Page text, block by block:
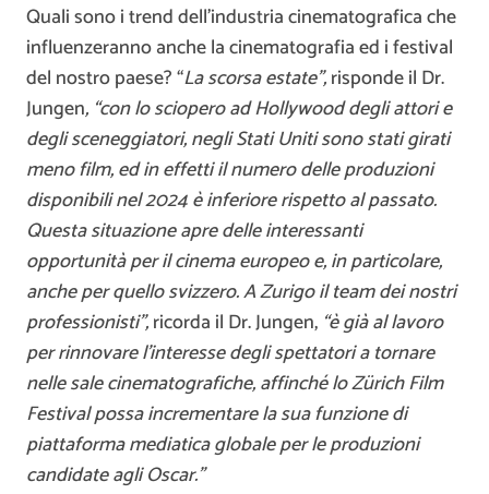
Quali sono i trend dell’industria cinematografica che
influenzeranno anche la cinematografia ed i festival
del nostro paese? “La scorsa estate”,risponde il Dr.
Jungen, “con lo sciopero ad Hollywood degli attori e
degli sceneggiatori, negli Stati Uniti sono stati girati
meno film, ed in effetti il numero delle produzioni
disponibili nel 2024 è inferiore rispetto al passato.
Questa situazione apre delle interessanti
opportunità per il cinema europeo e, in particolare,
anche per quello svizzero. A Zurigo il team dei nostri
professionisti”,ricorda il Dr. Jungen, “è già al lavoro
per rinnovare l’interesse degli spettatori a tornare
nelle sale cinematografiche, affinché lo Zürich Film
Festival possa incrementare la sua funzione di
piattaforma mediatica globale per le produzioni
candidate agli Oscar.”